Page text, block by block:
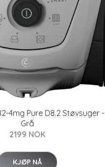
4mg Pure D8.2 Støvsuger -
Grå
2199 NOK
KJØP NÅ